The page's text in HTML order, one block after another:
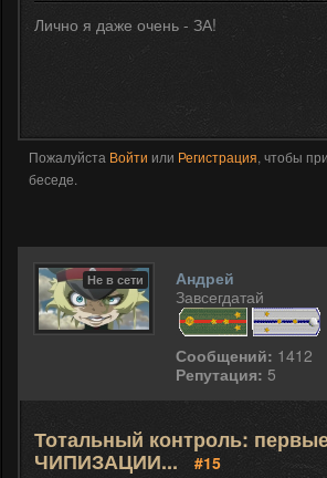
Лично я даже очень - ЗА!
Пожалуйста Войти или Регистрация, чтобы
беседе.
Не в сети
Андрей
Завсегдатай
Сообщений: 1412
Репутация: 5
Тотальный контроль:
ЧИПИЗАЦИИ...
#15